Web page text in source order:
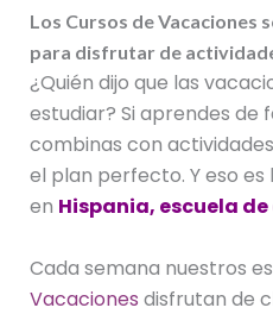
Los Cursos de Vacaciones
para disfrutar de
¿Quién dijo que las
estudiar? Si aprendes de
combinas con
el plan perfecto. Y eso
en Hispania, escuela
Cada semana nuestros
Vacaciones disfrutan de